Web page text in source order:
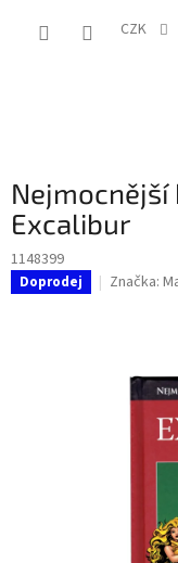
CZK
Excalibur
1148399
Doprodej Značka: